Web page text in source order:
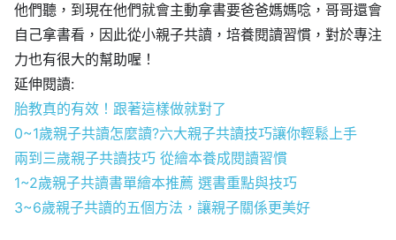
他們聽，到現在他們就會主動拿書要爸爸媽媽唸，哥哥還會
自己拿書看，因此從小親子共讀，培養閱讀習慣，對於專注
力也有很大的幫助喔！
延伸閱讀:
胎教真的有效！跟著這樣做就對了
0~1歲親子共讀怎麼讀?六大親子共讀技巧讓你輕鬆上手
兩到三歲親子共讀技巧 從繪本養成閱讀習慣
1~2歲親子共讀書單繪本推薦 選書重點與技巧
3~6歲親子共讀的五個方法，讓親子關係更美好